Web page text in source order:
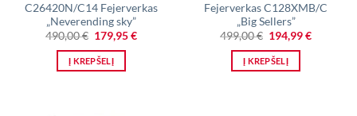
C26420N/C14 Fejerverkas
„Neverending sky”
490,00€ Original
price
was:
490,00 €.
179,95€Current
Į KREPŠELĮ
Fejerverkas C128XMB/C
„Big Sellers”
499,00€ Original
price
was:
499,00 €.
194,99€Current
Į KREPŠELĮ